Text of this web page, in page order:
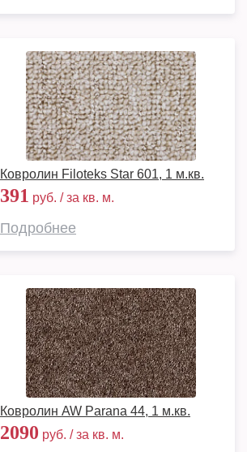
Ковролин Filoteks Star 601, 1 м.кв.
391 руб. / за кв. м.
Подробнее
Ковролин AW Parana 44, 1 м.кв.
2090 руб. / за кв. м.